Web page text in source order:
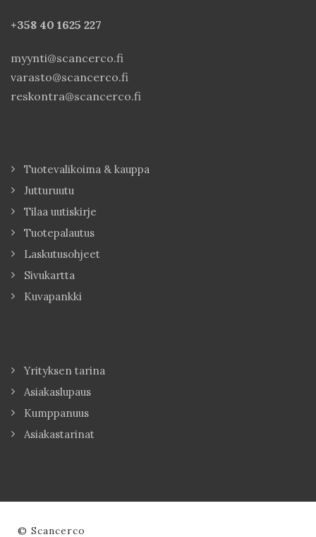
+358 40 1625 227
myynti@scancerco.fi
varasto@scancerco.fi
reskontra@scancerco.fi
Tuotevalikoima & kauppa
Jutturuutu
Tilaa uutiskirje
Tuotepalautus
Laskutusohjeet
Sivukartta
Kuvapankki
Yrityksen tarina
Asiakaslupaus
Kumppanuus
Asiakastarinat
© Scancerco